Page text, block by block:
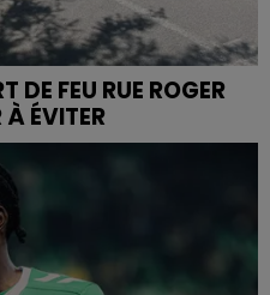
DE FEU RUE ROGER
À ÉVITER